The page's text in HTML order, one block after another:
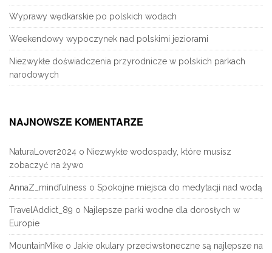
Wyprawy wędkarskie po polskich wodach
Weekendowy wypoczynek nad polskimi jeziorami
Niezwykłe doświadczenia przyrodnicze w polskich parkach
narodowych
NAJNOWSZE KOMENTARZE
NaturaLover2024 o Niezwykłe wodospady, które musisz
zobaczyć na żywo
AnnaZ_mindfulness o Spokojne miejsca do medytacji nad wodą
TravelAddict_89 o Najlepsze parki wodne dla dorosłych w
Europie
MountainMike o Jakie okulary przeciwsłoneczne są najlepsze na